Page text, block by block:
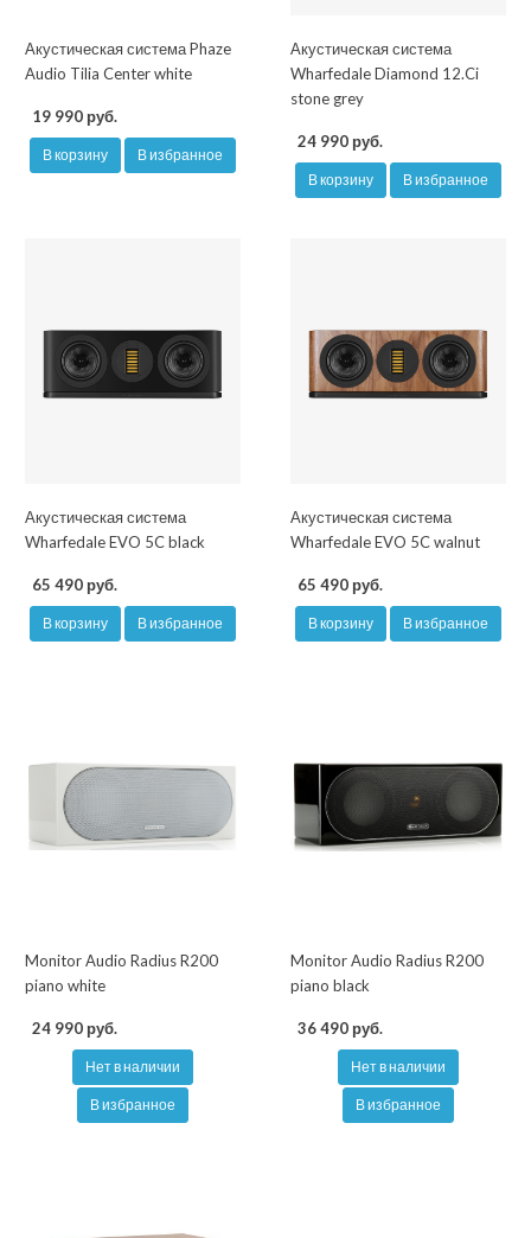
Акустическая система Phaze
Audio Tilia Center white
19 990 руб.
В корзину В избранное
Акустическая система
Wharfedale Diamond 12.Ci
stone grey
24 990 руб.
В корзину В избранное
Акустическая система
Wharfedale EVO 5C black
65 490 руб.
В корзину В избранное
Акустическая система
Wharfedale EVO 5C walnut
65 490 руб.
В корзину В избранное
Monitor Audio Radius R200
piano white
24 990 руб.
Нет в наличии
В избранное
Monitor Audio Radius R200
piano black
36 490 руб.
Нет в наличии
В избранное